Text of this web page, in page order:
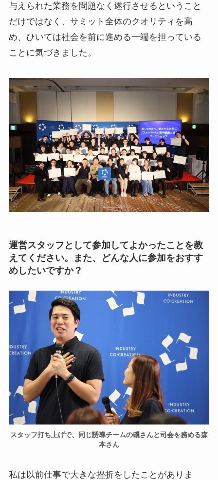
与えられた業務を問題なく遂行させるということ
だけではなく、サミット全体のクオリティを高
め、ひいては社会を前に進める一端を担っている
ことに気づきました。
運営スタッフとして参加してよかったことを教
えてください。また、どんな人に参加をおすす
めしたいですか？
スタッフ打ち上げで、同じ誘導チームの磯さんと司会を務める森
本さん
私は以前仕事で大きな挫折をしたことがありま